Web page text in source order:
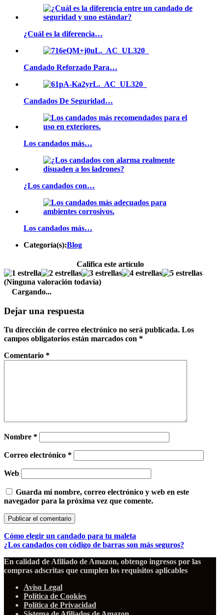
¿Cuál es la diferencia…
Candado Reforzado Para…
Candados De Seguridad…
Los candados más…
¿Los candados con…
Los candados más…
Categoría(s):Blog
Califica este artículo
(Ninguna valoración todavía)
Cargando...
Dejar una respuesta
Tu dirección de correo electrónico no será publicada. Los
campos obligatorios están marcados con *
Comentario *
Nombre *
Correo electrónico *
Web
Guarda mi nombre, correo electrónico y web en este
navegador para la próxima vez que comente.
Cómo elegir un candado para tu maleta
¿Los candados con código de barras son más seguros?
En calidad de Afiliado de Amazon, obtengo ingresos por las
compras adscritas que cumplen los requisitos aplicables
Aviso Legal
Política de Cookies
Política de Privacidad